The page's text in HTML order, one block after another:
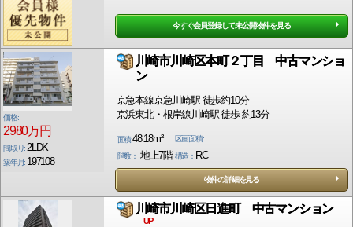
今すぐ会員登録して未公開物件を見る
価格:
2980万円
間取り:2LDK
築年月: 197108
川崎市川崎区本町２丁目 中古マンショ
ン
京急本線京急川崎駅 徒歩約10分
京浜東北・根岸線川崎駅 徒歩 約13分
面積:48.18m²
区画面積:
階数： 地上7階 構造： RC
物件の詳細を見る
川崎市川崎区日進町 中古マンション
UP